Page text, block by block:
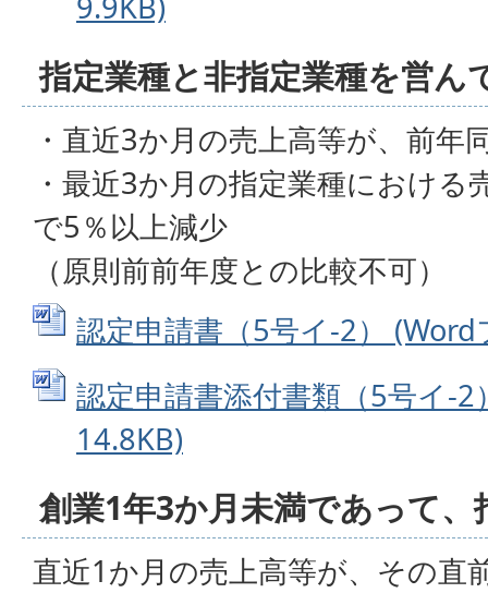
指定業種と非指定業種を営ん
・直近3か月の売上高等が、前年
・最近3か月の指定業種における
で5％以上減少
（原則前前年度との比較不可）
認定申請書（5号イ-2）
認定申請書添付書類（5号イ-
14.8KB)
創業1年3か月未満であって
直近1か月の売上高等が、その直